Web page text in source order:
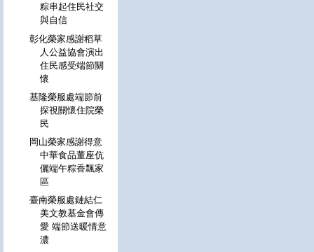
粽串起住民社交
與自信
彰化榮家感謝稻草
人公益協會演出
住民感受端節關
懷
基隆榮服處端節前
探視關懷住院榮
民
岡山榮家感謝得意
中華食品董座伉
儷端午粽香飄家
區
臺南榮服處鏈結仁
美文教基金會傳
愛 端節送暖情意
濃